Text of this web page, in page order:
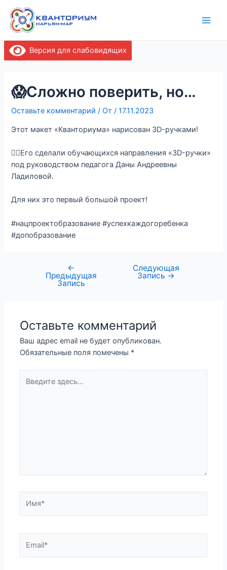
содержимому
Версия для слабовидящих
😱Сложно поверить, но…
Оставьте комментарий / От/17.11.2023
Этот макет «Кванториума» нарисован 3D-ручками!
✍🏻Его сделали обучающихся направления «3D-ручки»
под руководством педагога Даны Андреевны
Ладиловой.
Для них это первый большой проект!
#нацпроектобразование #успехкаждогоребенка
#допобразование
по
записям
←
Предыдущая
Запись
Следующая
Запись →
Оставьте комментарий
Ваш адрес email не будет опубликован.
Обязательные поля помечены *
здесь...